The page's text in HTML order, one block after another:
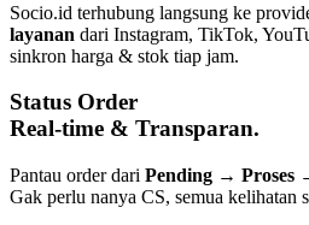
Socio.id terhubung langsung ke
layanan dari Instagram, TikTok,
sinkron harga & stok tiap jam.
Status Order
Real-time & Transparan.
Pantau order dari Pending → Proses
Gak perlu nanya CS, semua kelihatan